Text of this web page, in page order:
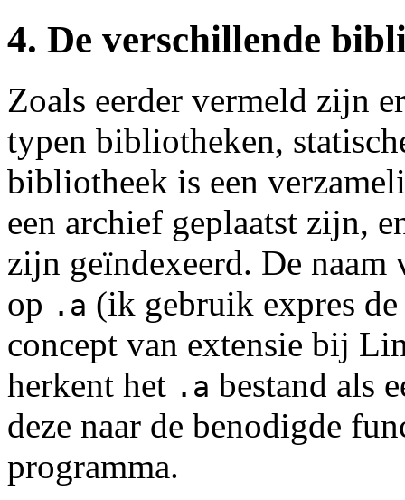
4. De verschillende
Zoals eerder vermeld zijn
typen bibliotheken,
bibliotheek is een
een archief geplaatst zijn,
zijn geïndexeerd. De
op .a (ik gebruik expres
concept van extensie bij
herkent het .a bestand als
deze naar de benodigde
programma.